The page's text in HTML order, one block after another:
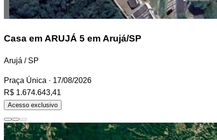
Casa em ARUJÁ 5 em Arujá/SP
Arujá / SP
Praça Única · 17/08/2026
R$ 1.674.643,41
Acesso exclusivo